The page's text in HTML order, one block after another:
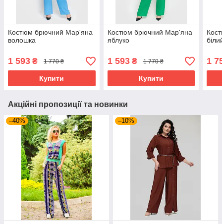
Костюм брючний Мар'яна
волошка
1 593 ₴ 1 770 ₴
Купити
Костюм брючний Мар'яна
яблуко
1 593₴ 1 770 ₴
Купити
1
Акційні пропозиції та новинки
–40% –10%